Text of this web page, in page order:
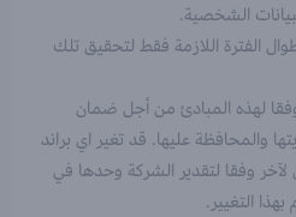
الشخصية.
الفترة اللازمة فقط لتحقيق تلك
لهذه المبادئ من أجل ضمان
والمحافظة عليها. قد تغير اي براند
وفقا لتقدير الشركة وحدها في
التغيير.